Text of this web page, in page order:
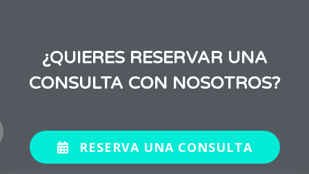
¿QUIERES RESERVAR UNA
CONSULTA CON NOSOTROS?
RESERVA UNA CONSULTA